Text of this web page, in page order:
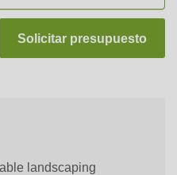
Solicitar presupuesto
landscaping